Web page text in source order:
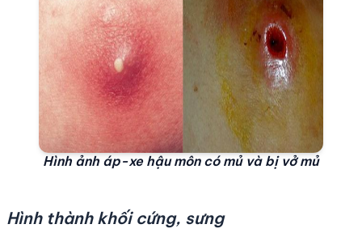
Hình ảnh áp-xe hậu môn có mủ và bị vở mủ
Hình thành khối cứng, sưng